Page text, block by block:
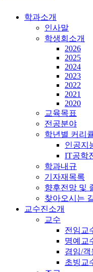
학과소개
인사말
학생회소개
2026
2025
2024
2023
2022
2021
2020
교육목표
전공분야
학년별 커리
인공지
IT공학
학과내규
기자재목록
향후전망 및
찾아오시는
교수진소개
교수
전임교
명예교
겸임/객
초빙교